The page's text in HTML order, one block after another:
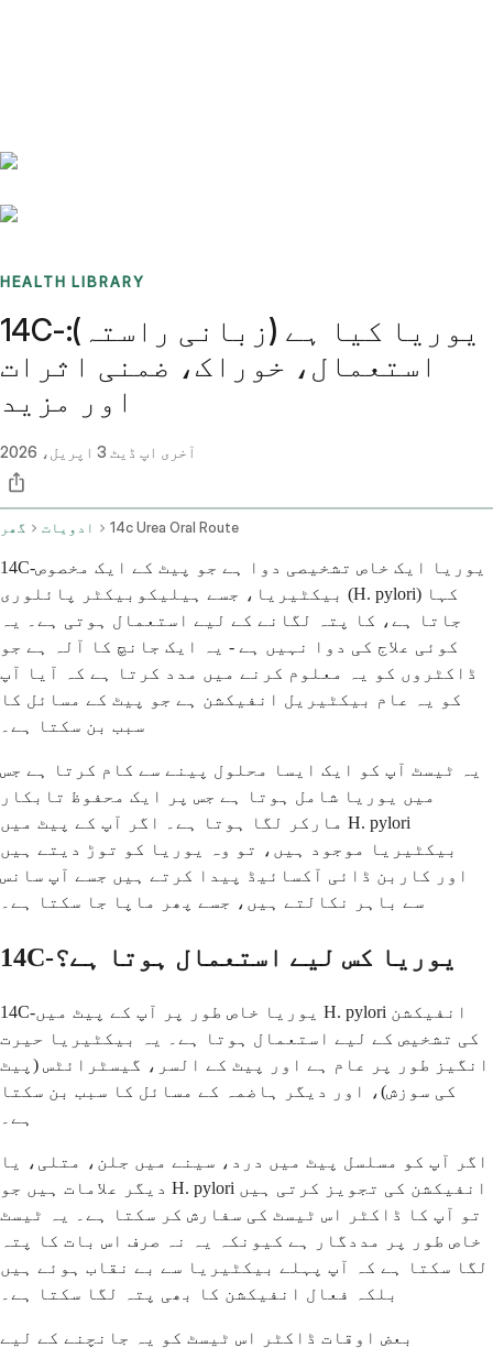
HEALTH LIBRARY
14C-یوریا کیا ہے (زبانی راستہ):
استعمال، خوراک، ضمنی اثرات
اور مزید
آخری اپ ڈیٹ 3 اپریل، 2026
گھر ادویات 14c Urea Oral Route
14C-یوریا ایک خاص تشخیصی دوا ہے جو پیٹ کے ایک مخصوص
بیکٹیریا، جسے ہیلیکوبیکٹر پائلوری (H. pylori) کہا
جاتا ہے، کا پتہ لگانے کے لیے استعمال ہوتی ہے۔ یہ
کوئی علاج کی دوا نہیں ہے - یہ ایک جانچ کا آلہ ہے جو
ڈاکٹروں کو یہ معلوم کرنے میں مدد کرتا ہے کہ آیا آپ
کو یہ عام بیکٹیریل انفیکشن ہے جو پیٹ کے مسائل کا
سبب بن سکتا ہے۔
یہ ٹیسٹ آپ کو ایک ایسا محلول پینے سے کام کرتا ہے جس
میں یوریا شامل ہوتا ہے جس پر ایک محفوظ تابکار
مارکر لگا ہوتا ہے۔ اگر آپ کے پیٹ میں H. pylori
بیکٹیریا موجود ہیں، تو وہ یوریا کو توڑ دیتے ہیں
اور کاربن ڈائی آکسائیڈ پیدا کرتے ہیں جسے آپ سانس
سے باہر نکالتے ہیں، جسے پھر ماپا جا سکتا ہے۔
14C-یوریا کس لیے استعمال ہوتا ہے؟
14C-یوریا خاص طور پر آپ کے پیٹ میں H. pylori انفیکشن
کی تشخیص کے لیے استعمال ہوتا ہے۔ یہ بیکٹیریا حیرت
انگیز طور پر عام ہے اور پیٹ کے السر، گیسٹرائٹس (پیٹ
کی سوزش)، اور دیگر ہاضمہ کے مسائل کا سبب بن سکتا
ہے۔
اگر آپ کو مسلسل پیٹ میں درد، سینے میں جلن، متلی، یا
دیگر علامات ہیں جو H. pylori انفیکشن کی تجویز کرتی ہیں
تو آپ کا ڈاکٹر اس ٹیسٹ کی سفارش کر سکتا ہے۔ یہ ٹیسٹ
خاص طور پر مددگار ہے کیونکہ یہ نہ صرف اس بات کا پتہ
لگا سکتا ہے کہ آپ پہلے بیکٹیریا سے بے نقاب ہوئے ہیں
بلکہ فعال انفیکشن کا بھی پتہ لگا سکتا ہے۔
بعض اوقات ڈاکٹر اس ٹیسٹ کو یہ جانچنے کے لیے